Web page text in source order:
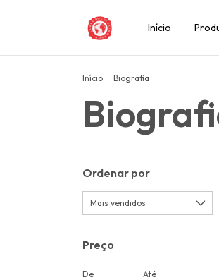
Início
Início . Biografia
Ordenar por
Preço
De Até